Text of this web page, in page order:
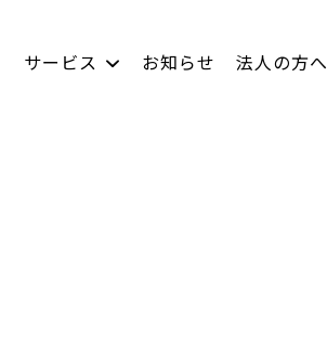
サービス お知らせ 法人の方へ